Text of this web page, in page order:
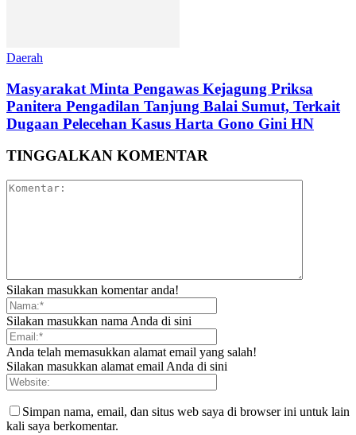
Daerah
Masyarakat Minta Pengawas Kejagung Priksa
Panitera Pengadilan Tanjung Balai Sumut, Terkait
Dugaan Pelecehan Kasus Harta Gono Gini HN
TINGGALKAN KOMENTAR
Silakan masukkan komentar anda!
Silakan masukkan nama Anda di sini
Anda telah memasukkan alamat email yang salah!
Silakan masukkan alamat email Anda di sini
Simpan nama, email, dan situs web saya di browser ini untuk lain
kali saya berkomentar.